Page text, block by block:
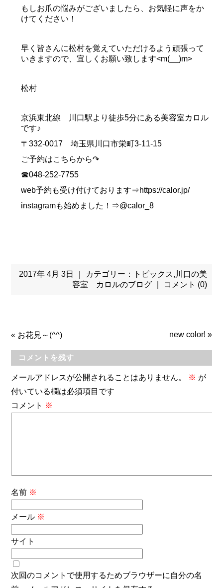
もしお爪の悩みがございましたら、お気軽に声をか
けてください！
早く皆さんに松村を覚えていただけるよう頑張って
いきますので、宜しくお願い致します<m(__)m>
松村
京浜東北線 川口駅より徒歩5分にある美容室カロル
です♪
〒332-0017 埼玉県川口市栄町3-11-15
ご予約はこちらから↷
☎048-252-7755
web予約も受け付けております⇒https://calor.jp/
instagramも始めました！⇒@calor_8
2017年 4月 3日 ｜ カテゴリー： トピックス, 川口の美
容室 カロルのブログ｜ コメント (0)
« お花見～(^^) new color! »
コメントを残す
メールアドレスが公開されることはありません。 ※ が
付いている欄は必須項目です
コメント ※
名前 ※
メール ※
サイト
次回のコメントで使用するためブラウザーに自分の名